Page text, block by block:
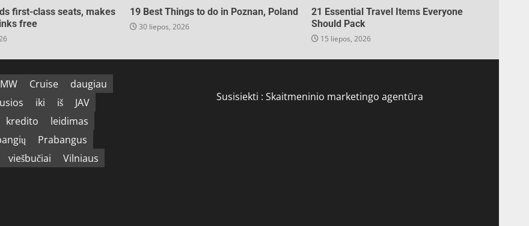
first-class seats, makes
free
19 Best Things to do in Poznan, Poland
30 liepos, 2026
21 Essential Travel Items Everyone
Should Pack
15 liepos, 2026
Cruise
daugiau
iki iš
JAV
kredito
leidimas
Prabangus
viešbučiai
Vilniaus
Susisiekti :Skaitmeninio marketingo agentūra